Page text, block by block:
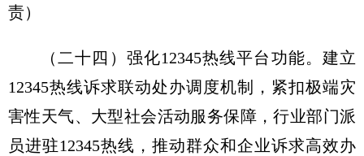
责）
（二十四）强化12345热线平台功能。 建立
12345热线诉求联动处办调度机制，紧扣极端灾
害性天气、大型社会活动服务保障，行业部门派
员进驻12345热线，推动群众和企业诉求高效办